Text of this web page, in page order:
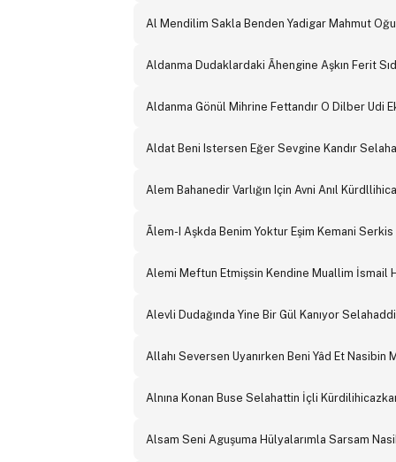
Al Mendilim Sakla Benden Yadigar Mahmut
Aldanma Dudaklardaki Ãhengine Aşkın Ferit
Aldanma Gönül Mihrine Fettandır O Dilber Udi
Aldat Beni Istersen Eğer Sevgine Kandır
Alem Bahanedir Varlığın Için Avni Anıl
Ãlem-I Aşkda Benim Yoktur Eşim Kemani
Alemi Meftun Etmişsin Kendine Muallim İsmail
Alevli Dudağında Yine Bir Gül Kanıyor
Allahı Seversen Uyanırken Beni Yâd Et Nasibin
Alnına Konan Buse Selahattin İçli
Alsam Seni Aguşuma Hülyalarımla Sarsam